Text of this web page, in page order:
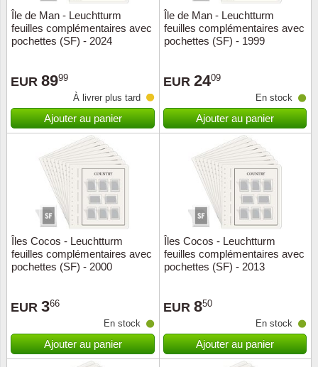
Île de Man - Leuchtturm
feuilles complémentaires avec
pochettes (SF) - 2024
EUR 8999
À livrer plus tard
Ajouter au panier
Île de Man - Leuchtturm
feuilles complémentaires avec
pochettes (SF) - 1999
EUR 2409
En stock
Ajouter au panier
Îles Cocos - Leuchtturm
feuilles complémentaires avec
pochettes (SF) - 2000
EUR 366
En stock
Ajouter au panier
Îles Cocos - Leuchtturm
feuilles complémentaires avec
pochettes (SF) - 2013
EUR 850
En stock
Ajouter au panier